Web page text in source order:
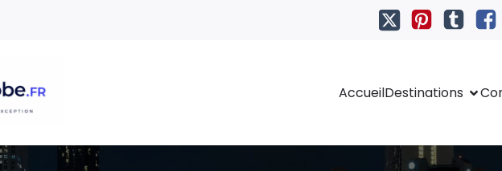
AccueilDestinations